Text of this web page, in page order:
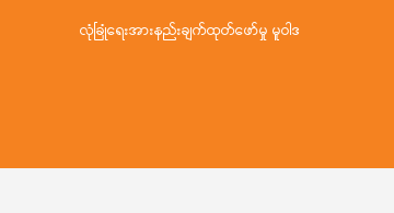
လုံခြုံရေးအားနည်းချက်ထုတ်ဖော်မှု မူဝါဒ